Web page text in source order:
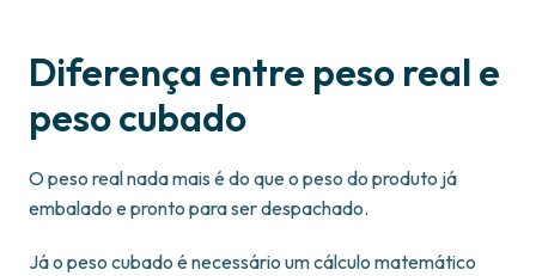
Diferença entre peso real e
peso cubado
O peso real nada mais é do que o peso do produto já
embalado e pronto para ser despachado.
Já o peso cubado é necessário um cálculo matemático